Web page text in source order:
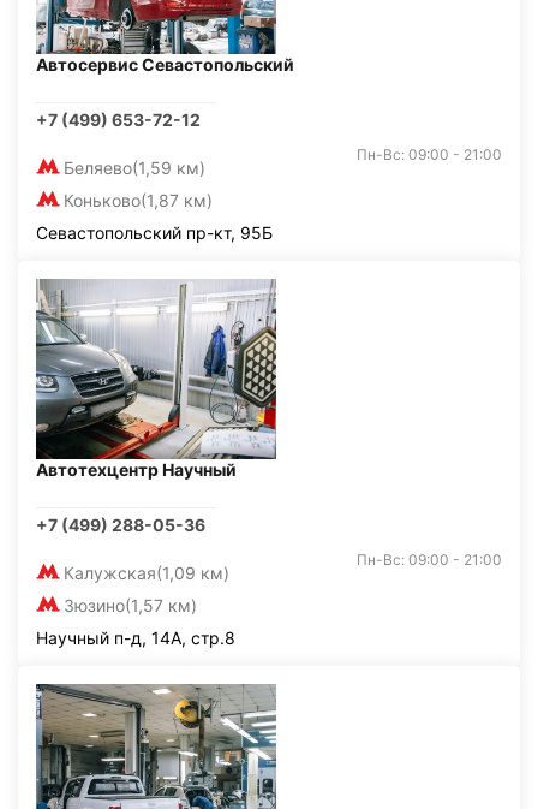
Автосервис Севастопольский
+7 (499) 653-72-12
Беляево(1,59 км)
Коньково(1,87 км)
Пн-Вс: 09:00 - 21:00
Севастопольский пр-кт, 95Б
Автотехцентр Научный
+7 (499) 288-05-36
Калужская(1,09 км)
Зюзино(1,57 км)
Пн-Вс: 09:00 - 21:00
Научный п-д, 14А, стр.8